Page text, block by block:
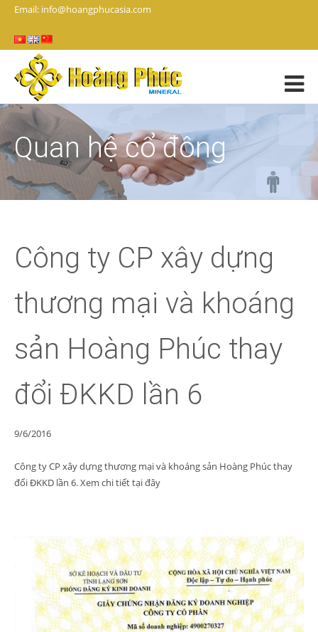
Email: info@hoangphucasia.com
Quan hệ cổ đông
Công ty CP xây dựng
thương mại và khoáng
sản Hoàng Phúc thay
đổi ĐKKD lần 6
9/6/2016
Công ty CP xây dựng thương mại và khoáng sản Hoàng Phúc thay
đổi ĐKKD lần 6. Xem chi tiết tại đây